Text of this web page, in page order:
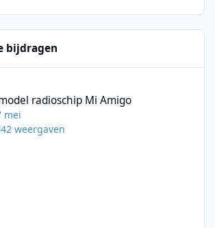
bijdragen
radioschip Mi Amigo
mei
weergaven